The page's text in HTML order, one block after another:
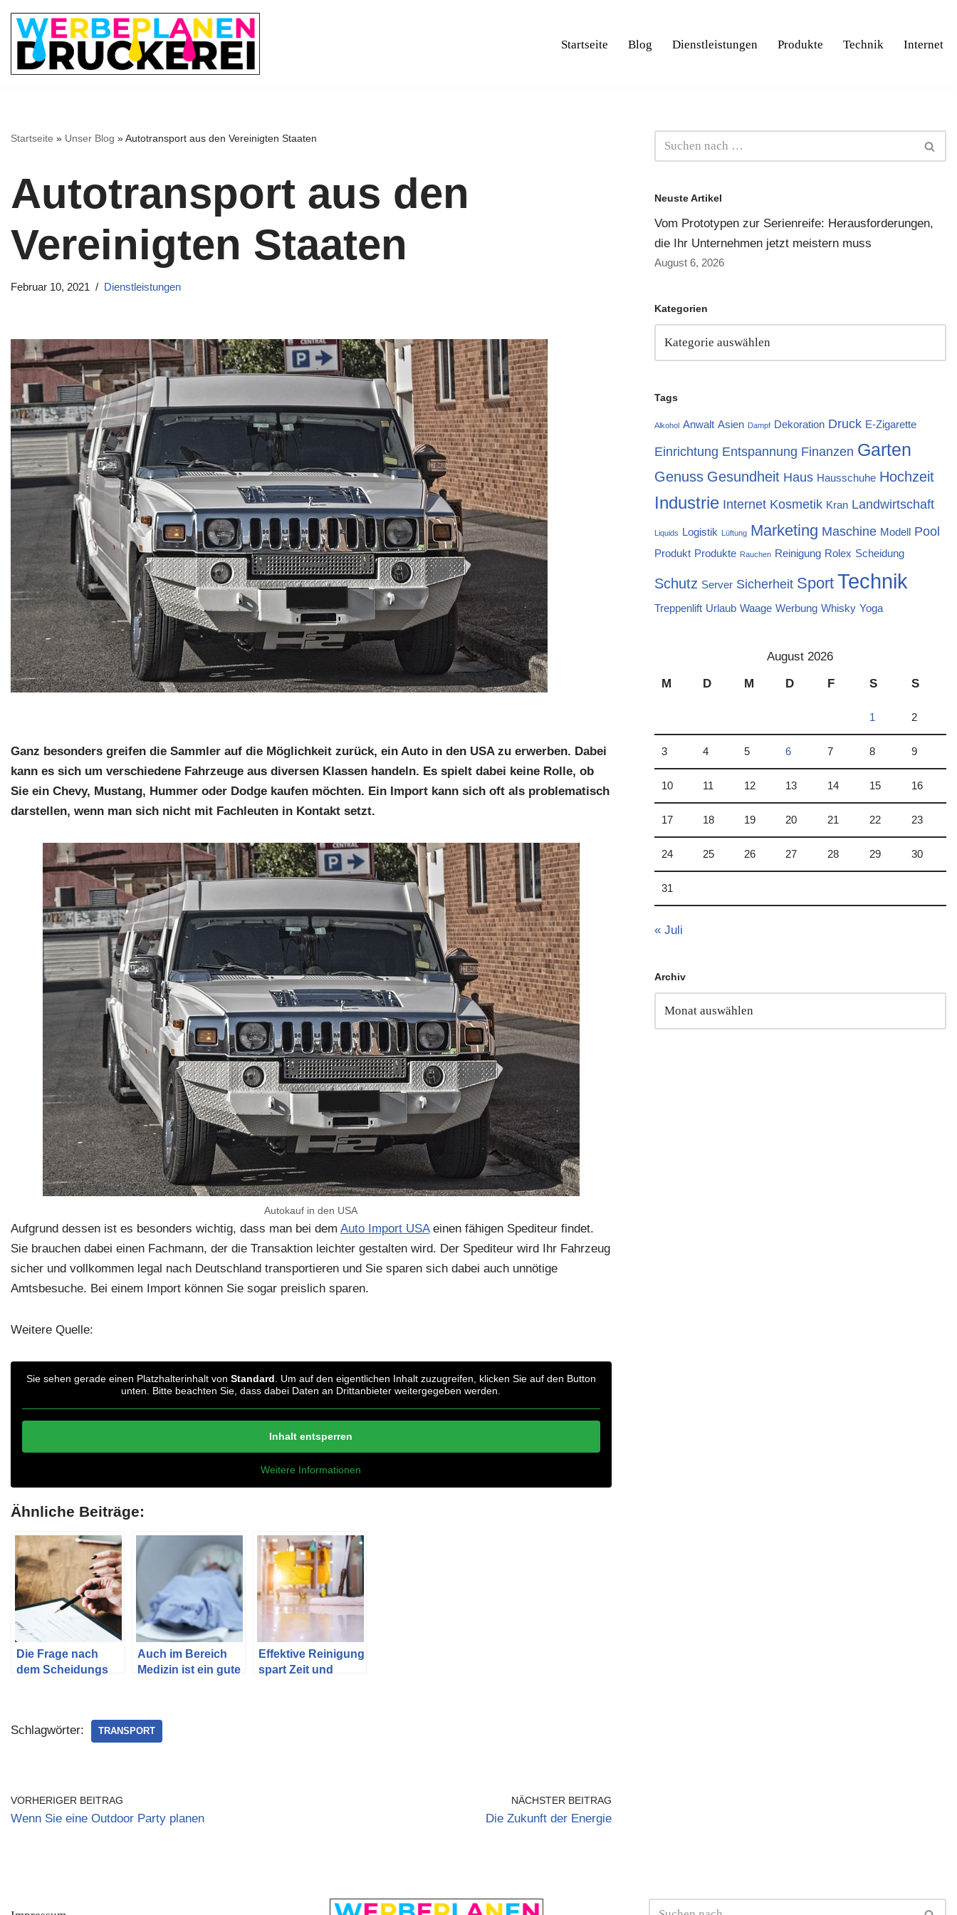
Zum
Inhalt
springen
Startseite Blog Dienstleistungen Produkte Technik Internet
Startseite » Unser Blog »Autotransport aus den Vereinigten Staaten
Autotransport aus den
Vereinigten Staaten
Februar 10, 2021 Dienstleistungen
Ganz besonders greifen die Sammler auf die Möglichkeit zurück, ein Auto in den USA zu erwerben. Dabei
kann es sich um verschiedene Fahrzeuge aus diversen Klassen handeln. Es spielt dabei keine Rolle, ob
Sie ein Chevy, Mustang, Hummer oder Dodge kaufen möchten. Ein Import kann sich oft als problematisch
darstellen, wenn man sich nicht mit Fachleuten in Kontakt setzt.
Autokauf in den USA
Aufgrund dessen ist es besonders wichtig, dass man bei dem Auto Import USAeinen fähigen Spediteur findet.
Sie brauchen dabei einen Fachmann, der die Transaktion leichter gestalten wird. Der Spediteur wird Ihr Fahrzeug
sicher und vollkommen legal nach Deutschland transportieren und Sie sparen sich dabei auch unnötige
Amtsbesuche. Bei einem Import können Sie sogar preislich sparen.
Weitere Quelle:
Sie sehen gerade einen Platzhalterinhalt von Standard . Um auf den eigentlichen Inhalt zuzugreifen, klicken Sie auf den Button
unten. Bitte beachten Sie, dass dabei Daten an Drittanbieter weitergegeben werden.
Inhalt entsperren
Weitere Informationen
Ähnliche Beiträge:
Die Frage nach
dem Scheidungs
Auch im Bereich
Medizin ist ein gute
Effektive Reinigung
spart Zeit und
Schlagwörter: TRANSPORT
VORHERIGER BEITRAG
Wenn Sie eine Outdoor Party planen
NÄCHSTER BEITRAG
Die Zukunft der Energie
Neuste Artikel
Vom Prototypen zur Serienreife: Herausforderungen,
die Ihr Unternehmen jetzt meistern muss
August 6, 2026
Kategorien
Tags
Alkohol Anwalt Asien Dampf Dekoration Druck E-Zigarette
Einrichtung Entspannung Finanzen Garten
Genuss Gesundheit Haus Hausschuhe Hochzeit
Industrie Internet Kosmetik Kran Landwirtschaft
Liquids Logistik Lüftung Marketing Maschine Modell Pool
Produkt Produkte Rauchen Reinigung Rolex Scheidung
Schutz Server Sicherheit Sport Technik
Treppenlift Urlaub Waage Werbung Whisky Yoga
August 2026
M
D M D F S S
1 2
3 4 5 6 7 8 9
10 11 12 13 14 15 16
17 18 19 20 21 22 23
24 25 26 27 28 29 30
31
« Juli
Archiv